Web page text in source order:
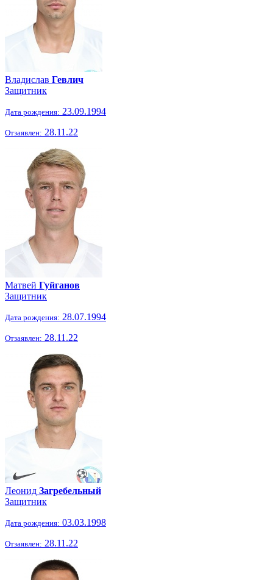
Владислав Гевлич
Защитник
Дата рождения: 23.09.1994
Отзаявлен: 28.11.22
Матвей Гуйганов
Защитник
Дата рождения: 28.07.1994
Отзаявлен: 28.11.22
Леонид Загребельный
Защитник
Дата рождения: 03.03.1998
Отзаявлен: 28.11.22